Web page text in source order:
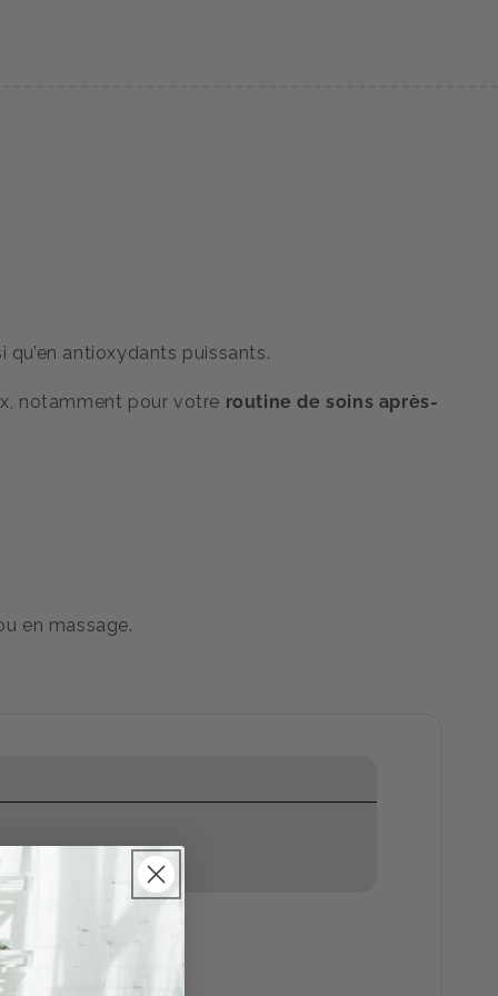
antioxydants puissants.
notamment pour votre routine de soins après-
en massage.